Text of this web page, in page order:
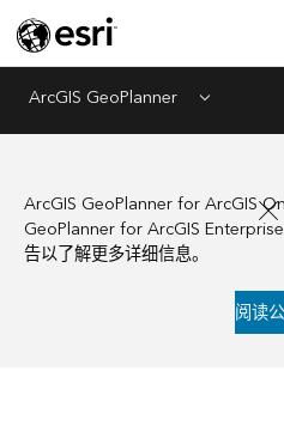
ArcGIS GeoPlanner Menu
ArcGIS GeoPlanner for ArcGIS
GeoPlanner for ArcGIS
告以了解更多详细信息。
阅读